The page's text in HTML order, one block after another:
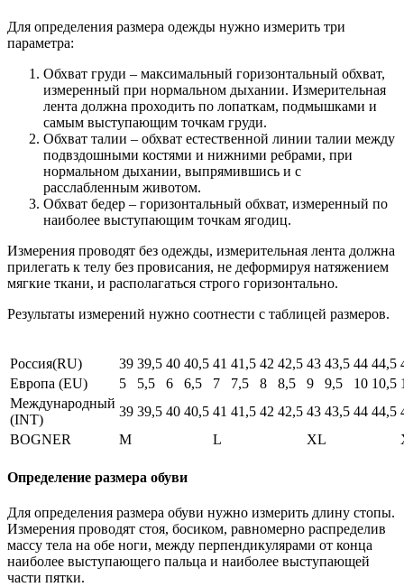
Для определения размера одежды нужно измерить три
параметра:
Обхват груди – максимальный горизонтальный обхват,
измеренный при нормальном дыхании. Измерительная
лента должна проходить по лопаткам, подмышками и
самым выступающим точкам груди.
Обхват талии – обхват естественной линии талии между
подвздошными костями и нижними ребрами, при
нормальном дыхании, выпрямившись и с
расслабленным животом.
Обхват бедер – горизонтальный обхват, измеренный по
наиболее выступающим точкам ягодиц.
Измерения проводят без одежды, измерительная лента должна
прилегать к телу без провисания, не деформируя натяжением
мягкие ткани, и располагаться строго горизонтально.
Результаты измерений нужно соотнести с таблицей размеров.
Россия(RU) 39 39,5 40 40,5 41 41,5 42 42,5 43 43,5 44 44,5
Европа (EU)
5 5,5 6 6,5 7 7,5 8 8,5 9 9,5 10 10,5
Международный
(INT)
39 39,5 40 40,5 41 41,5 42 42,5 43 43,5 44 44,5
BOGNER
M L XL
Определение размера обуви
Для определения размера обуви нужно измерить длину стопы.
Измерения проводят стоя, босиком, равномерно распределив
массу тела на обе ноги, между перпендикулярами от конца
наиболее выступающего пальца и наиболее выступающей
части пятки.